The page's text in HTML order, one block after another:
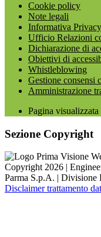
Cookie policy
Note legali
Informativa Privacy
Ufficio Relazioni
Dichiarazione di
Obiettivi di
Whistleblowing
Gestione consensi
Amministrazione
Pagina visualizzata
Sezione Copyright
Copyright 2026 |
Parma S.p.A. |
Disclaimer trattamento